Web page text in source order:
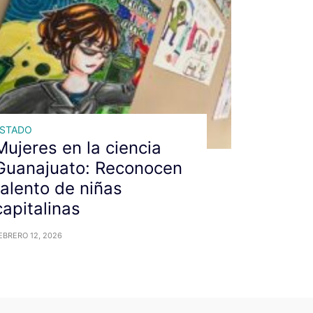
en la ciencia
Reconocen
de niñas
12, 2026